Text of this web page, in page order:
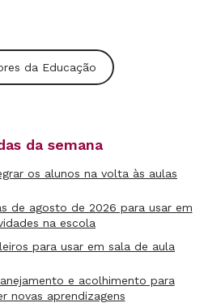
da Educação
da semana
os alunos na volta às aulas
de agosto de 2026 para usar em
na escola
para usar em sala de aula
e acolhimento para
novas aprendizagens